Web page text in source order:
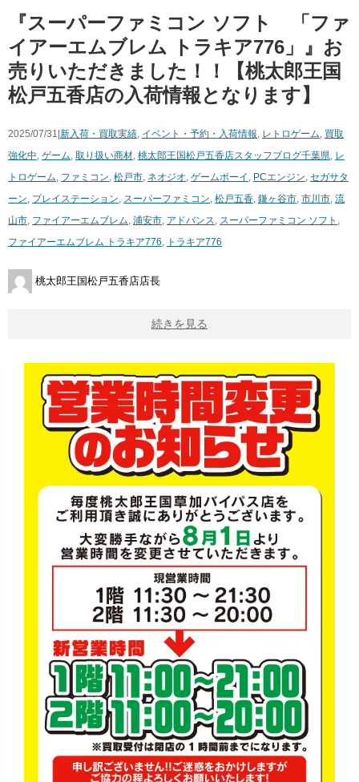
『スーパーファミコン ソフト 「ファ
イアーエムブレム トラキア776」』お
売りいただきました！！【桃太郎王国
松戸五香店の入荷情報となります】
2025/07/31| 新入荷・買取実績, イベント・予約・入荷情報, レトロゲーム, 買取
強化中, ゲーム, 取り扱い商材, 桃太郎王国松戸五香店スタッフブログ千葉県, レ
トロゲーム, ファミコン, 松戸市, ネオジオ, ゲームボーイ , PCエンジン, セガサタ
ーン, プレイステーション, スーパーファミコン, 松戸五香, 鎌ヶ谷市, 市川市, 流
山市, ファイアーエムブレム, 浦安市, アドバンス, スーパーファミコン ソフト ,
ファイアーエムブレム トラキア776, トラキア776
桃太郎王国松戸五香店店長
続きを見る